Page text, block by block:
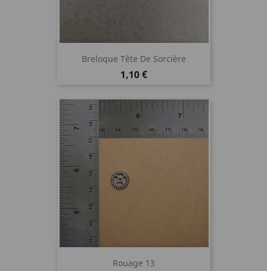
Breloque Tête De Sorcière
Prix
1,10 €
Rouage 13